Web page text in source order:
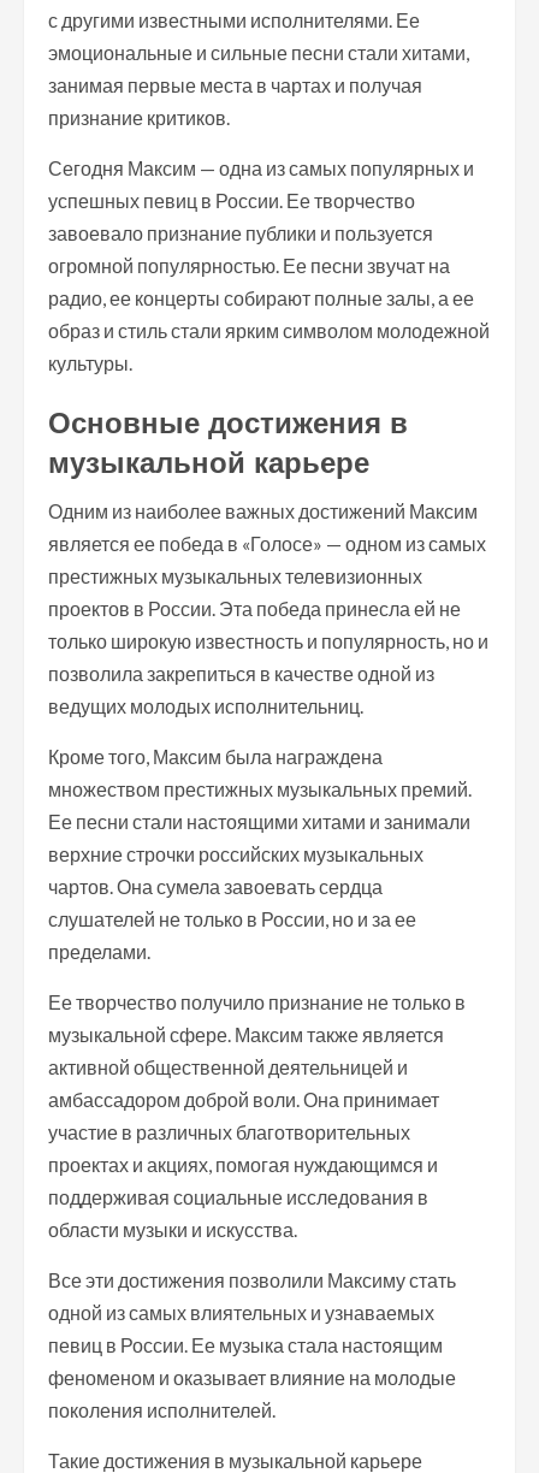
с другими известными исполнителями. Ее
эмоциональные и сильные песни стали хитами,
занимая первые места в чартах и получая
признание критиков.
Сегодня Максим — одна из самых популярных и
успешных певиц в России. Ее творчество
завоевало признание публики и пользуется
огромной популярностью. Ее песни звучат на
радио, ее концерты собирают полные залы, а ее
образ и стиль стали ярким символом молодежной
культуры.
Основные достижения в
музыкальной карьере
Одним из наиболее важных достижений Максим
является ее победа в «Голосе» — одном из самых
престижных музыкальных телевизионных
проектов в России. Эта победа принесла ей не
только широкую известность и популярность, но и
позволила закрепиться в качестве одной из
ведущих молодых исполнительниц.
Кроме того, Максим была награждена
множеством престижных музыкальных премий.
Ее песни стали настоящими хитами и занимали
верхние строчки российских музыкальных
чартов. Она сумела завоевать сердца
слушателей не только в России, но и за ее
пределами.
Ее творчество получило признание не только в
музыкальной сфере. Максим также является
активной общественной деятельницей и
амбассадором доброй воли. Она принимает
участие в различных благотворительных
проектах и акциях, помогая нуждающимся и
поддерживая социальные исследования в
области музыки и искусства.
Все эти достижения позволили Максиму стать
одной из самых влиятельных и узнаваемых
певиц в России. Ее музыка стала настоящим
феноменом и оказывает влияние на молодые
поколения исполнителей.
Такие достижения в музыкальной карьере